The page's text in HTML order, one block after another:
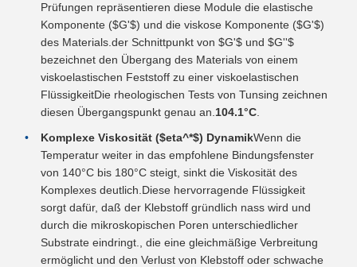
Prüfungen repräsentieren diese Module die elastische
Komponente ($G'$) und die viskose Komponente ($G'$)
des Materials.der Schnittpunkt von $G'$ und $G''$
bezeichnet den Übergang des Materials von einem
viskoelastischen Feststoff zu einer viskoelastischen
FlüssigkeitDie rheologischen Tests von Tunsing zeichnen
diesen Übergangspunkt genau an. 104.1°C
Komplexe Viskosität ($eta^*$) DynamikWenn die
Temperatur weiter in das empfohlene Bindungsfenster
von 140°C bis 180°C steigt, sinkt die Viskosität des
Komplexes deutlich.Diese hervorragende Flüssigkeit
sorgt dafür, daß der Klebstoff gründlich nass wird und
durch die mikroskopischen Poren unterschiedlicher
Substrate eindringt., die eine gleichmäßige Verbreitung
ermöglicht und den Verlust von Klebstoff oder schwache